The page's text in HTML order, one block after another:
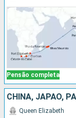
Pensão completa
Queen Elizabeth